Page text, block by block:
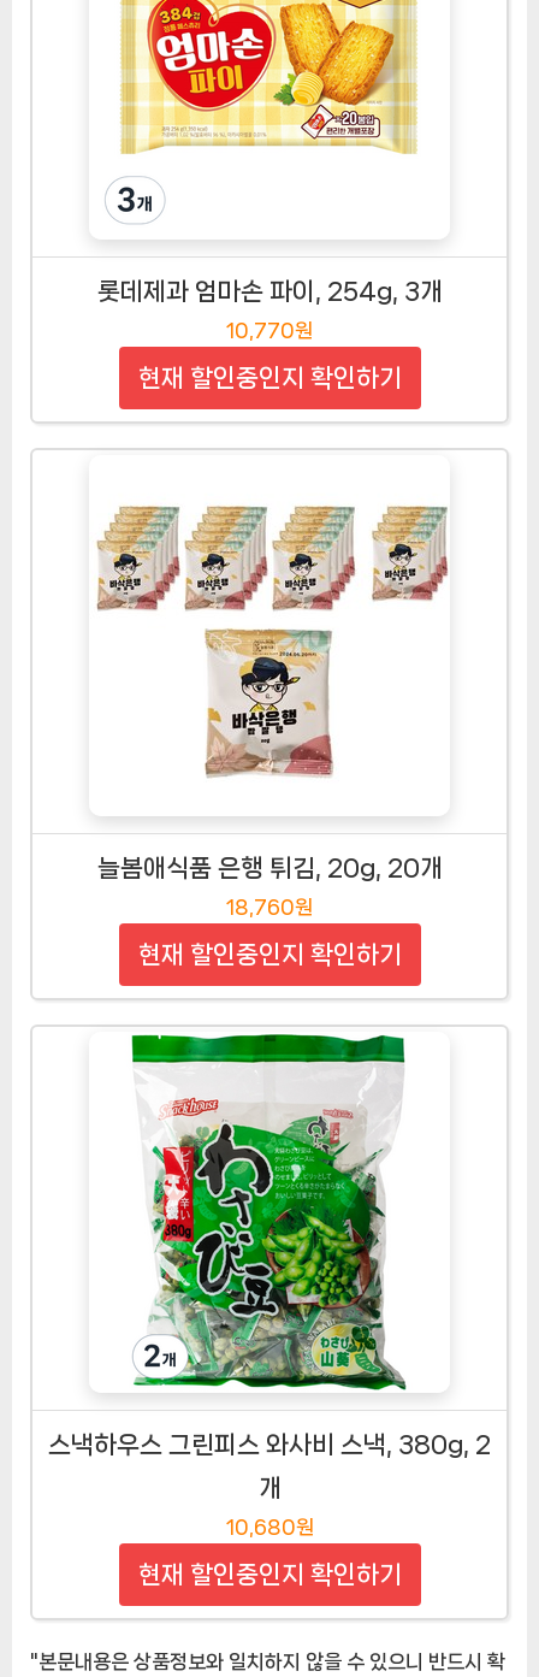
롯데제과 엄마손 파이, 254g, 3개
10,770원
현재 할인중인지 확인하기
늘봄애식품 은행 튀김, 20g, 20개
18,760원
현재 할인중인지 확인하기
스낵하우스 그린피스 와사비 스낵, 380g, 2
개
10,680원
현재 할인중인지 확인하기
"본문내용은 상품정보와 일치하지 않을 수 있으니 반드시 확